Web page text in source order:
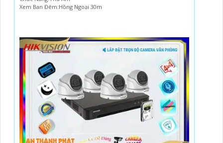
Xem Ban Đêm:Hồng Ngoại 30m